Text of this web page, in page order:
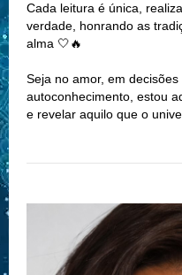
Cada leitura é única,
verdade, honrando as
alma 🤍🔥
Seja no amor, em
autoconhecimento, estou
e revelar aquilo que o